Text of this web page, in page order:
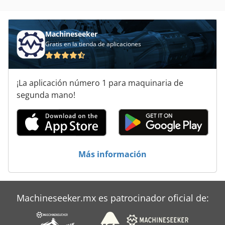
Ver Prensa
Machineseeker
Gratis en la tienda de aplicaciones
¡La aplicación número 1 para maquinaria de
segunda mano!
Más información
Machineseeker.mx es patrocinador oficial de: